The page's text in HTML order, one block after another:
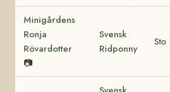
Minigårdens
Ronja
Rövardotter
📷
Svensk
Ridponny
Sto